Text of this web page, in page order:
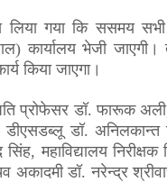
गया कि ससमय सभी
कार्यालय भेजी
किया जाएगा।
प्रोफेसर डॉ. फारूक अली
डीएसडब्लू डॉ. अनिलकान्त
सिंह,महाविद्यालय
अकादमी डॉ. नरेन्द्र